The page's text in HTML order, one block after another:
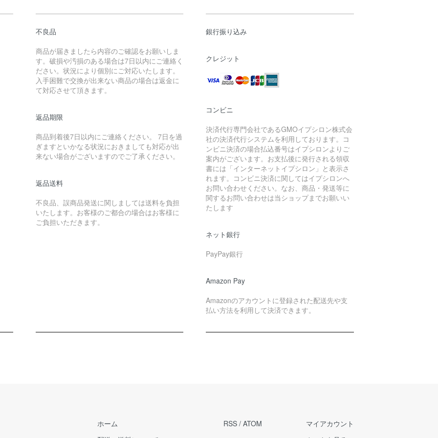
不良品
商品が届きましたら内容のご確認をお願いしま
す。破損や汚損のある場合は7日以内にご連絡く
ださい。状況により個別にご対応いたします。
入手困難で交換が出来ない商品の場合は返金に
て対応させて頂きます。
返品期限
商品到着後7日以内にご連絡ください。 7日を過
ぎますといかなる状況におきましても対応が出
来ない場合がございますのでご了承ください。
返品送料
不良品、誤商品発送に関しましては送料を負担
いたします。お客様のご都合の場合はお客様に
ご負担いただきます。
銀行振り込み
クレジット
コンビニ
決済代行専門会社であるGMOイプシロン株式会
社の決済代行システムを利用しております。コ
ンビニ決済の場合払込番号はイプシロンよりご
案内がございます。お支払後に発行される領収
書には「インターネットイプシロン」と表示さ
れます。コンビニ決済に関してはイプシロンへ
お問い合わせください。なお、商品・発送等に
関するお問い合わせは当ショップまでお願いい
たします
ネット銀行
PayPay銀行
Amazon Pay
Amazonのアカウントに登録された配送先や支
払い方法を利用して決済できます。
ホーム
RSS / ATOM
マイアカウント